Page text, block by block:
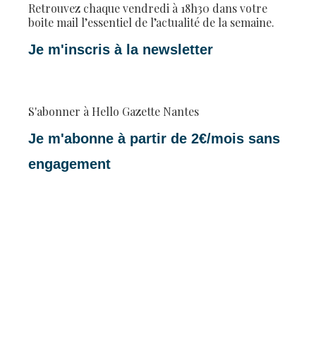
Retrouvez chaque vendredi à 18h30 dans votre
boite mail l’essentiel de l’actualité de la semaine.
Je m'inscris à la newsletter
S'abonner à Hello Gazette Nantes
Je m'abonne à partir de 2€/mois sans
engagement